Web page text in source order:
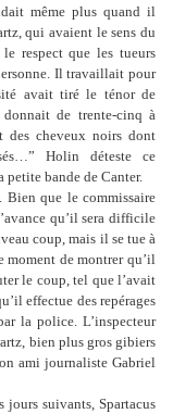
même plus quand il
qui avaient le sens du
respect que les tueurs
Il travaillait pour
avait tiré le ténor de
de trente-cinq à
des cheveux noirs dont
Holin déteste ce
petite bande de Canter.
Bien que le commissaire
qu’il sera difficile
coup, mais il se tue à
moment de montrer qu’il
le coup, tel que l’avait
effectue des repérages
la police. L’inspecteur
bien plus gros gibiers
ami journaliste Gabriel
jours suivants, Spartacus